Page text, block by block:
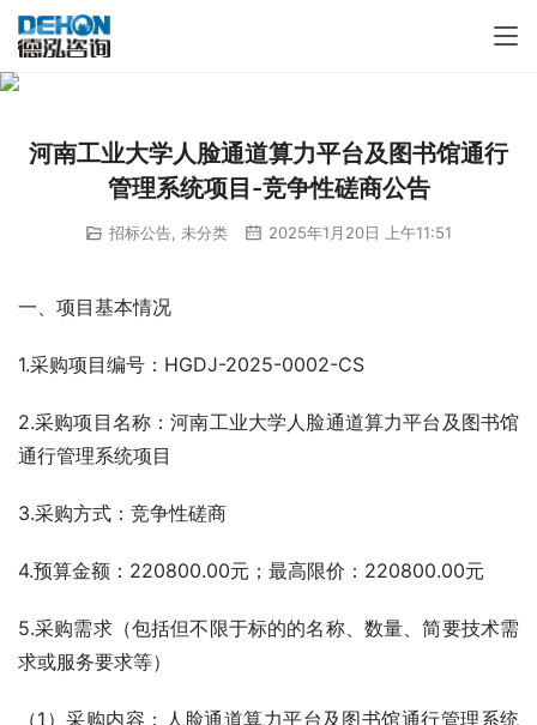
河南工业大学人脸通道算力平台及图书馆通行
管理系统项目-竞争性磋商公告
招标公告 未分类 2025年1月20日 上午11:51
一、项目基本情况
1.采购项目编号：HGDJ-2025-0002-CS
2.采购项目名称：河南工业大学人脸通道算力平台及图书馆
通行管理系统项目
3.采购方式：竞争性磋商
4.预算金额：220800.00元；最高限价：220800.00元
5.采购需求（包括但不限于标的的名称、数量、简要技术需
求或服务要求等）
（1）采购内容：人脸通道算力平台及图书馆通行管理系统